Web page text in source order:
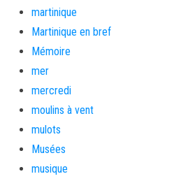
martinique
Martinique en bref
Mémoire
mer
mercredi
moulins à vent
mulots
Musées
musique